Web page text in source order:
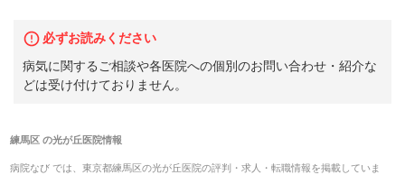
必ずお読みください
病気に関するご相談や各医院への個別のお問い合わせ・紹介な
どは受け付けておりません。
練馬区の光が丘医院情報
病院なび では、 東京都練馬区の光が丘医院の評判・求人・転職情報を掲載していま